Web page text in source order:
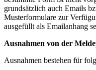
grundsätzlich auch Emails
Musterformulare zur
ausgefüllt als Emailanhang
Ausnahmen von der
Ausnahmen bestehen für